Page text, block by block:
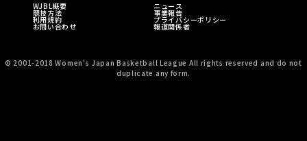
WJBL概要 ニュース
競技方法 事業報告
利用規約 プライバシーポリシー
お問い合わせ 報道関係者
© 2001-2018 Women's Japan Basketball League All rights reserved and do not
duplicate any form.